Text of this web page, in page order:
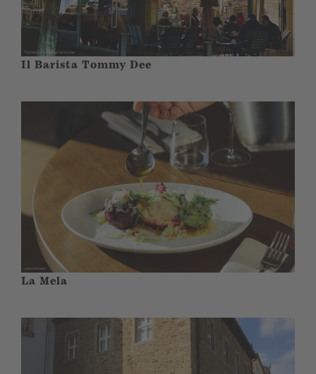
Il Barista Tommy Dee
La Mela